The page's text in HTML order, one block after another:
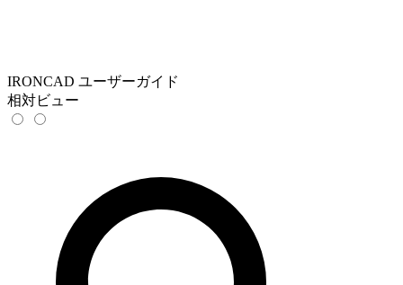
IRONCAD ユーザーガイド
相対ビュー